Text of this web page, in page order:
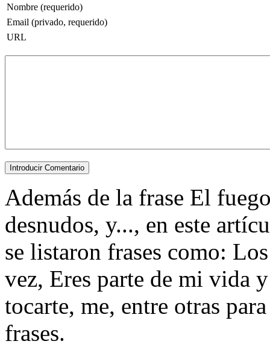
Nombre (requerido)
Email (privado, requerido)
URL
Además de la frase El
desnudos, y..., en este
se listaron frases como:
vez, Eres parte de mi vida
tocarte, me, entre otras
frases.